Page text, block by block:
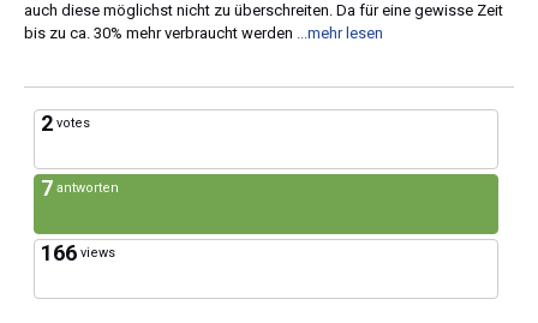
auch diese möglichst nicht zu überschreiten. Da für eine gewisse Zeit
bis zu ca. 30% mehr verbraucht werden ...mehr lesen
2 votes
7 antworten
166 views